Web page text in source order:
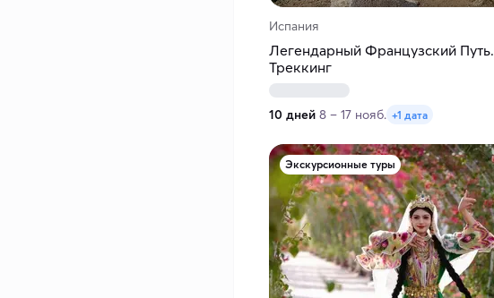
Испания
Легендарный Французский Путь.
Треккинг
10 дней 8 – 17 нояб. +1 дата
Экскурсионные туры